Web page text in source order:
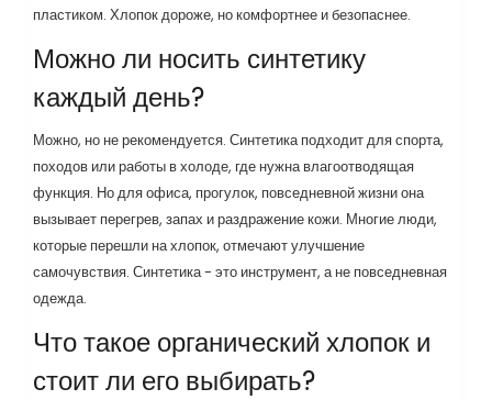
пластиком. Хлопок дороже, но комфортнее и безопаснее.
Можно ли носить синтетику
каждый день?
Можно, но не рекомендуется. Синтетика подходит для спорта,
походов или работы в холоде, где нужна влагоотводящая
функция. Но для офиса, прогулок, повседневной жизни она
вызывает перегрев, запах и раздражение кожи. Многие люди,
которые перешли на хлопок, отмечают улучшение
самочувствия. Синтетика - это инструмент, а не повседневная
одежда.
Что такое органический хлопок и
стоит ли его выбирать?